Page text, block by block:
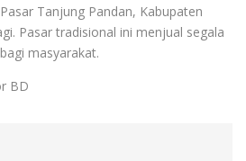
Tanjung Pandan, Kabupaten
Pasar tradisional ini menjual segala
masyarakat.
BD